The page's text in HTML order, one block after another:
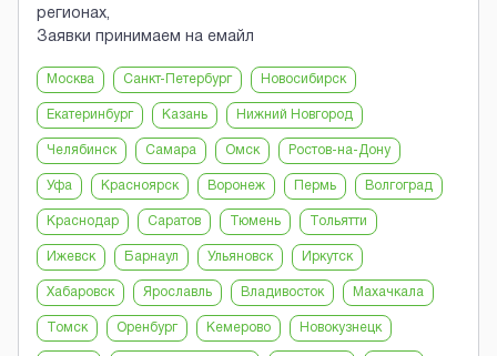
регионах,
Заявки принимаем на емайл
Москва Санкт-Петербург Новосибирск
Екатеринбург Казань Нижний Новгород
Челябинск Самара Омск Ростов-на-Дону
Уфа Красноярск Воронеж Пермь Волгоград
Краснодар Саратов Тюмень Тольятти
Ижевск Барнаул Ульяновск Иркутск
Хабаровск Ярославль Владивосток Махачкала
Томск Оренбург Кемерово Новокузнецк